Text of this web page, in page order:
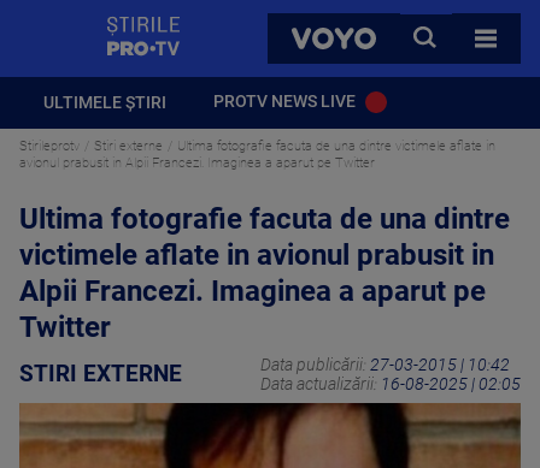
VOYO
CAUTA
TOATE
ULTIMELE ȘTIRI PROTV NEWS LIVE
Stirileprotv Stiri externe
Ultima fotografie facuta de una dintre victimele aflate in
avionul prabusit in Alpii Francezi. Imaginea a aparut pe Twitter
Ultima fotografie facuta de una dintre
victimele aflate in avionul prabusit in
Alpii Francezi. Imaginea a aparut pe
Twitter
STIRI EXTERNE Data publicării: 27-03-2015 | 10:42
Data actualizării: 16-08-2025 | 02:05